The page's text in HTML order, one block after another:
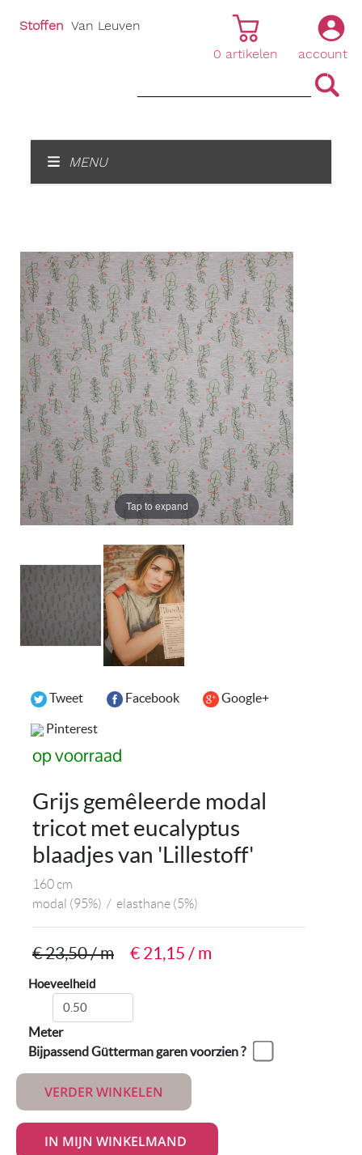
account
|
0 artikelen
Stoffen Van Leuven
MENU
Tap to expand
Tweet Facebook Google+
Pinterest
op voorraad
Grijs gemêleerde modal
tricot met eucalyptus
blaadjes van 'Lillestoff'
160 cm
modal (95%) / elasthane (5%)
€ 23,50 / m € 21,15 / m
Hoeveelheid
Meter
Bijpassend Gütterman garen voorzien ?
VERDER WINKELEN